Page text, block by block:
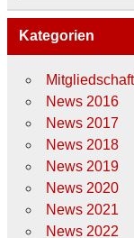
Kategorien
News 2016
News 2017
News 2018
News 2019
News 2020
News 2021
News 2022